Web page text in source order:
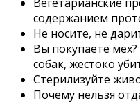
содержанием
Не носите, не
Вы покупаете
собак, жестоко
Стерилизуйте
Почему нельзя